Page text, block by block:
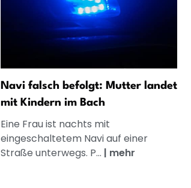
Navi falsch befolgt: Mutter landet
mit Kindern im Bach
Eine Frau ist nachts mit
eingeschaltetem Navi auf einer
Straße unterwegs. P... | mehr